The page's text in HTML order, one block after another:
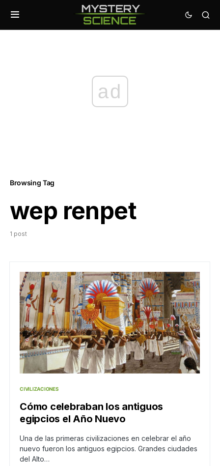
ad
Browsing Tag
wep renpet
1 post
CIVILIZACIONES
Cómo celebraban los antiguos
egipcios el Año Nuevo
Una de las primeras civilizaciones en celebrar el año
nuevo fueron los antiguos egipcios. Grandes ciudades
del Alto…